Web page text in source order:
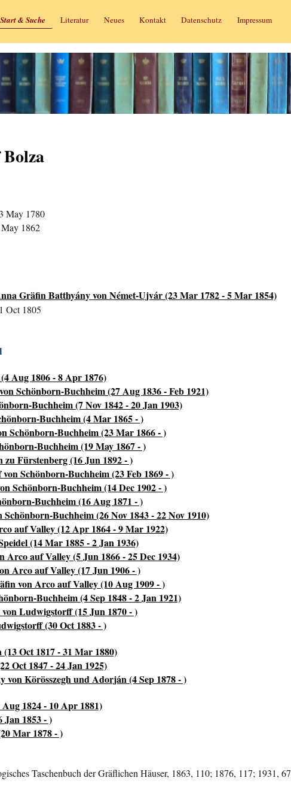
Start & Suche Literatur Neues Kontakt Datenschutz Impressum
May 1780
1862
Gräfin Batthyány von Német-Ujvár (23 Mar 1782 - 5 Mar 1854)
Oct 1805
Aug 1806 - 8 Apr 1876)
Schönborn-Buchheim (27 Aug 1836 - Feb 1921)
Buchheim (7 Nov 1842 - 20 Jan 1903)
Buchheim (4 Mar 1865 - )
Schönborn-Buchheim (23 Mar 1866 - )
Buchheim (19 May 1867 - )
zu Fürstenberg (16 Jun 1892 - )
Schönborn-Buchheim (23 Feb 1869 - )
Schönborn-Buchheim (14 Dec 1902 - )
Buchheim (16 Aug 1871 - )
Buchheim (26 Nov 1843 - 22 Nov 1910)
auf Valley (12 Apr 1864 - 9 Mar 1922)
(14 Mar 1885 - 2 Jan 1936)
auf Valley (5 Jun 1866 - 25 Dec 1934)
Arco auf Valley (17 Jun 1906 - )
von Arco auf Valley (10 Aug 1909 - )
Buchheim (4 Sep 1848 - 2 Jan 1921)
Ludwigstorff (15 Jun 1870 - )
(30 Oct 1883 - )
Oct 1817 - 31 Mar 1880)
Oct 1847 - 24 Jan 1925)
von Körösszegh und Adorján (4 Sep 1878 - )
1824 - 10 Apr 1881)
Jan 1853 - )
Mar 1878 - )
Taschenbuch der Gräflichen Häuser, 1863, 110; 1876, 117; 1931, 67